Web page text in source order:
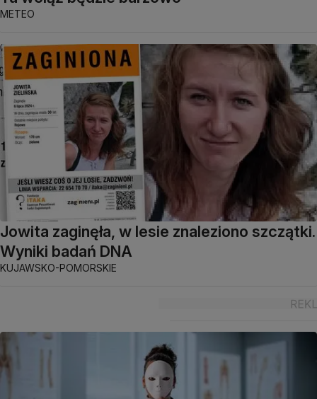
METEO
Jowita zaginęła, w lesie znaleziono szczątki.
Wyniki badań DNA
KUJAWSKO-POMORSKIE